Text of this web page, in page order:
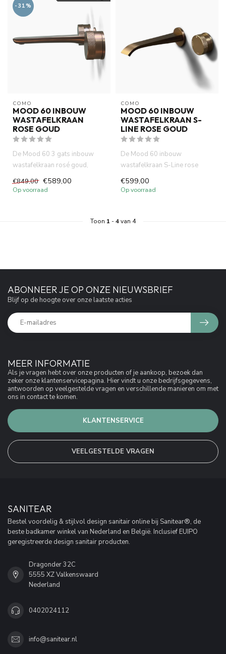
-31%
COMO
MOOD 60 INBOUW
WASTAFELKRAAN
ROSE GOUD
De Mood 60 3 gats inbouw
wastafelkraan rosé goud,
gemaakt van volledig DZR
messi...
€849,00 €589,00
Op voorraad
COMO
MOOD 60 INBOUW
WASTAFELKRAAN S-
LINE ROSE GOUD
De Mood 60 inbouw
wastafelkraan S-Line rose
goud, gemaakt van volledig
DZR messi...
€599,00
Op voorraad
Toon 1 -4van 4
MEER INFORMATIE
Als je vragen hebt over onze producten of je aankoop, bezoek dan
zeker onze klantenservicepagina. Hier vindt u onze bedrijfsgegevens,
antwoorden op veelgestelde vragen en verschillende manieren om met
ons in contact te komen.
KLANTENSERVICE
VEELGESTELDE VRAGEN
ABONNEER JE OP ONZE NIEUWSBRIEF
Blijf op de hoogte over onze laatste acties
SANITEAR
Bestel voordelig & stijlvol design sanitair online bij Sanitear®, de
beste badkamer winkel van Nederland en België. Inclusief EUIPO
geregistreerde design sanitair producten.
Dragonder 32C
5555 XZ Valkenswaard
Nederland
0402024112
info@sanitear.nl